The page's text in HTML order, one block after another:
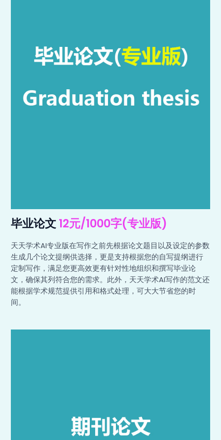
毕业论文12元/1000字(专业版)
天天学术AI专业版在写作之前先根据论文题目以及设定的参数
生成几个论文提纲供选择，更是支持根据您的自写提纲进行
定制写作，满足您更高效更有针对性地组织和撰写毕业论
文，确保其列符合您的需求。此外，天天学术AI写作的范文还
能根据学术规范提供引用和格式处理，可大大节省您的时
间。